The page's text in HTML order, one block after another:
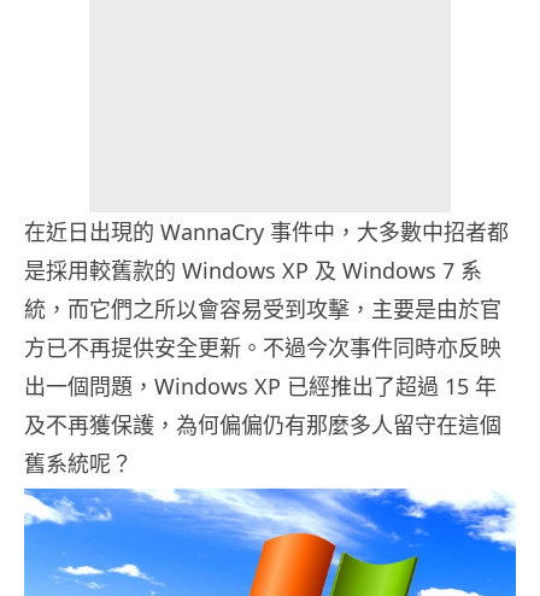
在近日出現的 WannaCry 事件中，大多數中招者都
是採用較舊款的 Windows XP 及 Windows 7 系
統，而它們之所以會容易受到攻擊，主要是由於官
方已不再提供安全更新。不過今次事件同時亦反映
出一個問題，Windows XP 已經推出了超過 15 年
及不再獲保護，為何偏偏仍有那麼多人留守在這個
舊系統呢？